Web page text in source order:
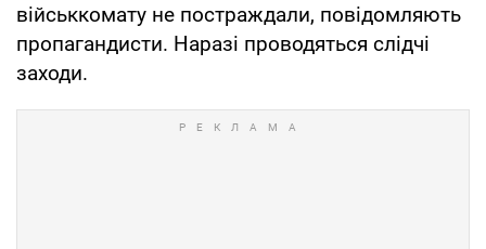
військкомату не постраждали, повідомляють
пропагандисти. Наразі проводяться слідчі
заходи.